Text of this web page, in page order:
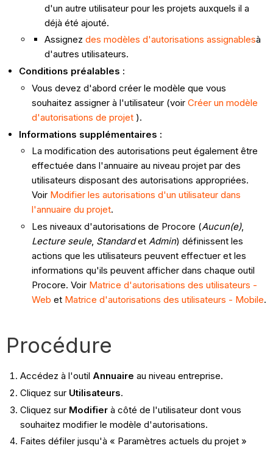
d'un autre utilisateur pour les projets auxquels il a
déjà été ajouté.
Assignez des modèles d'autorisations assignablesà
d'autres utilisateurs.
Conditions préalables :
Vous devez d'abord créer le modèle que vous
souhaitez assigner à l'utilisateur (voirCréer un modèle
d'autorisations de projet ).
Informations supplémentaires :
La modification des autorisations peut également être
effectuée dans l'annuaire au niveau projet par des
utilisateurs disposant des autorisations appropriées.
Voir Modifier les autorisations d'un utilisateur dans
l'annuaire du projet.
Les niveaux d'autorisations de Procore (Aucun(e),
Lecture seule, StandardetAdmin) définissent les
actions que les utilisateurs peuvent effectuer et les
informations qu'ils peuvent afficher dans chaque outil
Procore. Voir Matrice d'autorisations des utilisateurs -
Web et Matrice d'autorisations des utilisateurs - Mobile.
Procédure
Accédez à l'outil Annuaire au niveau entreprise.
Cliquez sur Utilisateurs.
Cliquez sur Modifierà côté de l'utilisateur dont vous
souhaitez modifier le modèle d'autorisations.
Faites défiler jusqu'à « Paramètres actuels du projet »